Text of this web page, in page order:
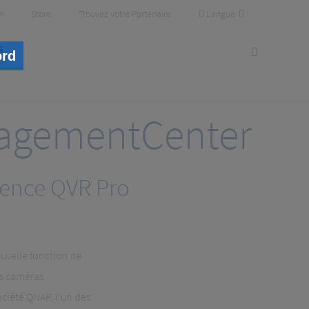
Store Trouvez votre Partenaire Langue
QVR Pro
fonction ne
caméras
QNAP, l'un des